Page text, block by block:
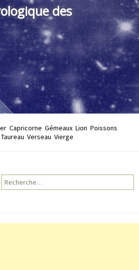
des
Capricorne Gémeaux Lion Poissons
Taureau Verseau Vierge
Recherche pour :